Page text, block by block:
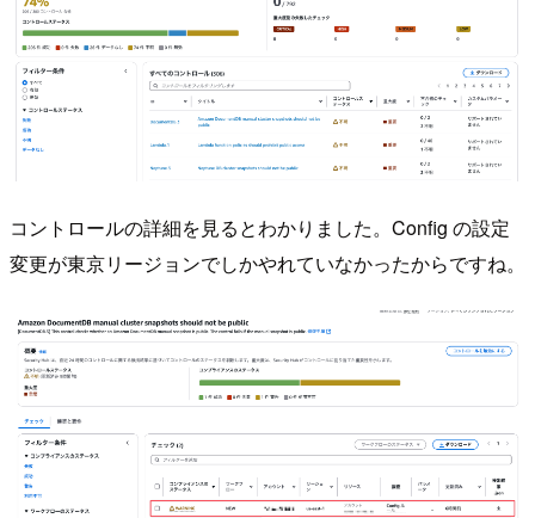
コントロールの詳細を見るとわかりました。Config の設定
変更が東京リージョンでしかやれていなかったからですね。